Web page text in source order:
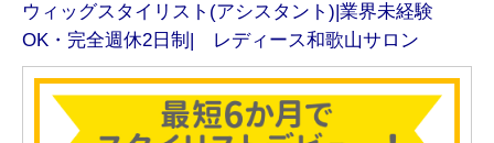
ウィッグスタイリスト(アシスタント)|業界未経験
OK・完全週休2日制| レディース和歌山サロン